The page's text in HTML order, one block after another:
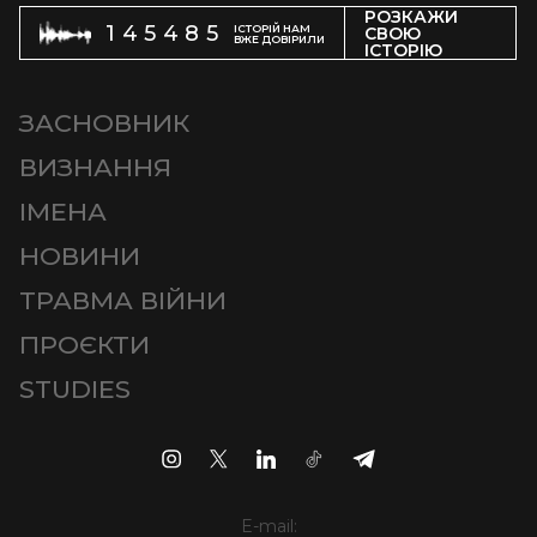
145485
ІСТОРІЙ НАМ
ВЖЕ ДОВІРИЛИ
РОЗКАЖИ
СВОЮ
ІСТОРІЮ
ЗАСНОВНИК
ВИЗНАННЯ
ІМЕНА
НОВИНИ
ТРАВМА ВІЙНИ
ПРОЄКТИ
STUDIES
E-mail: